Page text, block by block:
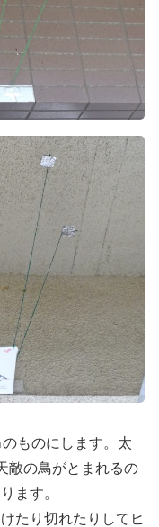
ものにします。太
敵の鳥がとまれるの
ます。
たり切れたりしてヒ